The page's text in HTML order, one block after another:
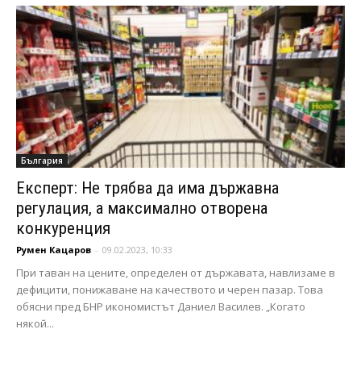
България
Експерт: Не трябва да има държавна
регулация, а максимално отворена
конкуренция
Румен Кацаров - 09.02.2023, 10:33
При таван на цените, определен от държавата, навлизаме в
дефицити, понижаване на качеството и черен пазар. Това
обясни пред БНР икономистът Даниел Василев. „Когато
някой...